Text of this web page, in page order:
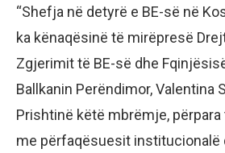
“Shefja në detyrë e BE-së në
ka kënaqësinë të mirëpresë
Zgjerimit të BE-së dhe
Ballkanin Perëndimor, Valentina
Prishtinë këtë mbrëmje,
me përfaqësuesit institucionalë